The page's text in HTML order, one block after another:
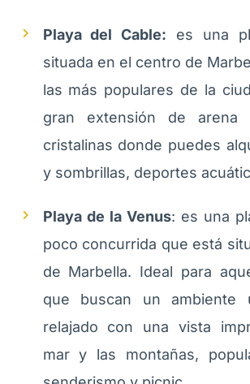
Playa del Cable: es una
situada en el centro de
las más populares de la
gran extensión de
cristalinas donde puedes
y sombrillas, deportes
Playa de la Venus: es una
poco concurrida que está
de Marbella. Ideal para
que buscan un ambiente
relajado con una vista
mar y las montañas,